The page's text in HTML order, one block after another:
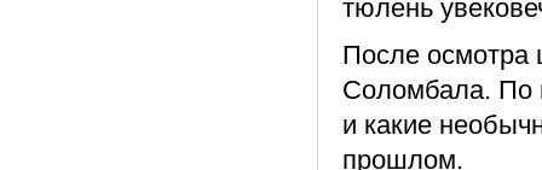
тюлень
После осмотра
Соломбала. По
и какие
прошлом.